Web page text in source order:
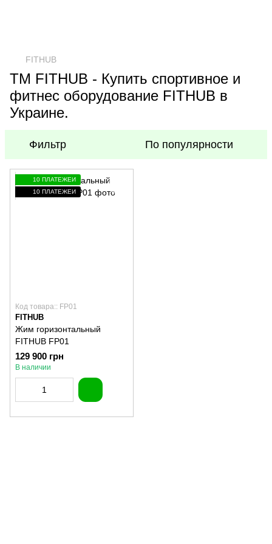
FITHUB
TM FITHUB - Купить спортивное и
фитнес оборудование FITHUB в
Украине.
Фильтр По популярности
10 ПЛАТЕЖЕЙ
10 ПЛАТЕЖЕЙ
Код товара:: FP01
FITHUB
Жим горизонтальный
FITHUB FP01
129 900 грн
В наличии